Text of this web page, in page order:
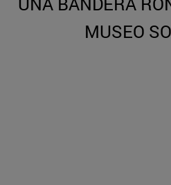
MUSEO